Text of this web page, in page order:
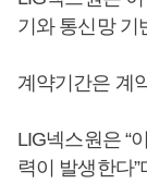
기와 통신망 기
계약기간은 계
LIG넥스원은 “
력이 발생한다”